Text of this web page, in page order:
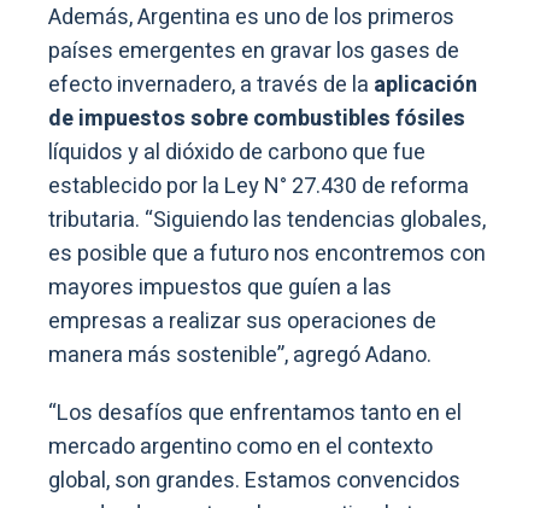
Además, Argentina es uno de los primeros
países emergentes en gravar los gases de
efecto invernadero, a través de la aplicación
de impuestos sobre combustibles fósiles
líquidos y al dióxido de carbono que fue
establecido por la Ley N° 27.430 de reforma
tributaria. “Siguiendo las tendencias globales,
es posible que a futuro nos encontremos con
mayores impuestos que guíen a las
empresas a realizar sus operaciones de
manera más sostenible”, agregó Adano.
“Los desafíos que enfrentamos tanto en el
mercado argentino como en el contexto
global, son grandes. Estamos convencidos